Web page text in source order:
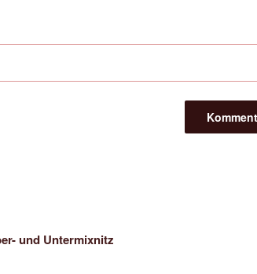
und Untermixnitz